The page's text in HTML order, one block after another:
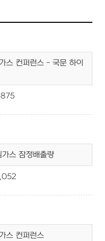
스 컨퍼런스 - 국문 하이
스 잠정배출량
스 컨퍼런스